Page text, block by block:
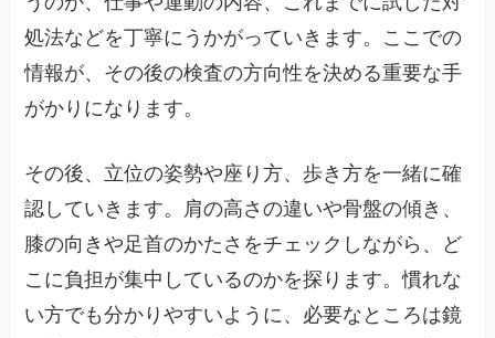
処法などを丁寧にうかがっていきます。ここでの
情報が、その後の検査の方向性を決める重要な手
がかりになります。
その後、立位の姿勢や座り方、歩き方を一緒に確
認していきます。肩の高さの違いや骨盤の傾き、
膝の向きや足首のかたさをチェックしながら、ど
こに負担が集中しているのかを探ります。慣れな
い方でも分かりやすいように、必要なところは鏡